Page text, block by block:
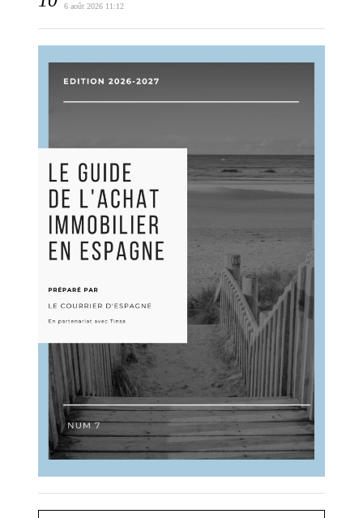
6 août 2026 11:12